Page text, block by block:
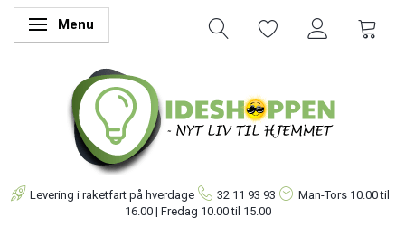
Skifte navigation
Menu
Levering i raketfart på hverdage 32 11 93 93 Man-Tors 10.00 til
16.00 | Fredag 10.00 til 15.00